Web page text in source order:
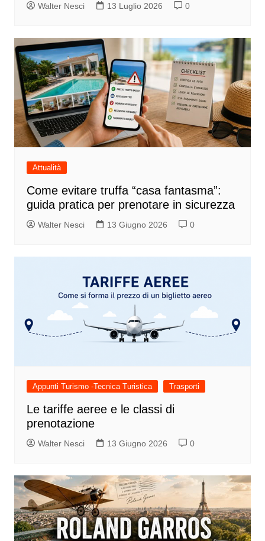
Walter Nesci 13 Luglio 2026 0
Attualità
Come evitare truffa “casa fantasma”:
guida pratica per prenotare in sicurezza
Walter Nesci 13 Giugno 2026 0
Appunti Turismo -Tecnica Turistica Trasporti
Le tariffe aeree e le classi di
prenotazione
Walter Nesci 13 Giugno 2026 0